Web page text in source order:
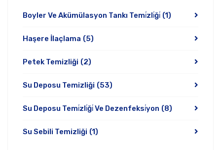
Boyler Ve Akümülasyon Tankı Temi̇zli̇ği̇ (1)
Haşere İlaçlama (5)
Petek Temizliği (2)
Su Deposu Temizliği (53)
Su Deposu Temi̇zli̇ği̇ Ve Dezenfeksi̇yon (8)
Su Sebili Temizliği (1)